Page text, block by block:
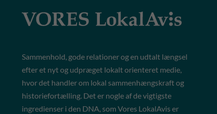
Sammenhold, gode relationer og en udtalt længsel
efter et nyt og udpræget lokalt orienteret medie,
hvor det handler om lokal sammenhængskraft og
historiefortælling. Det er nogle af de vigtigste
ingredienser i den DNA, som Vores LokalAvis er